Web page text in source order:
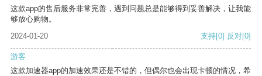
这款app的售后服务非常完善，遇到问题总是能够得到妥善解决，让我能
够放心购物。
2024-01-20
支持[0] 反对[0]
游客
这款加速器app的加速效果还是不错的，但偶尔也会出现卡顿的情况，希